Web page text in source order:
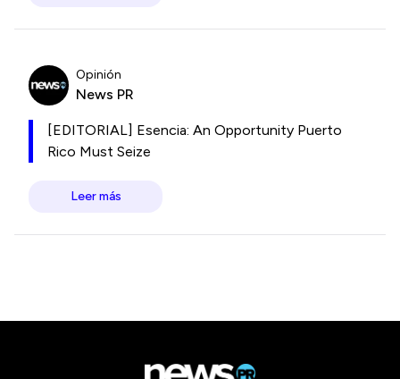
Opinión
News PR
[EDITORIAL] Esencia: An Opportunity Puerto
Rico Must Seize
Leer más